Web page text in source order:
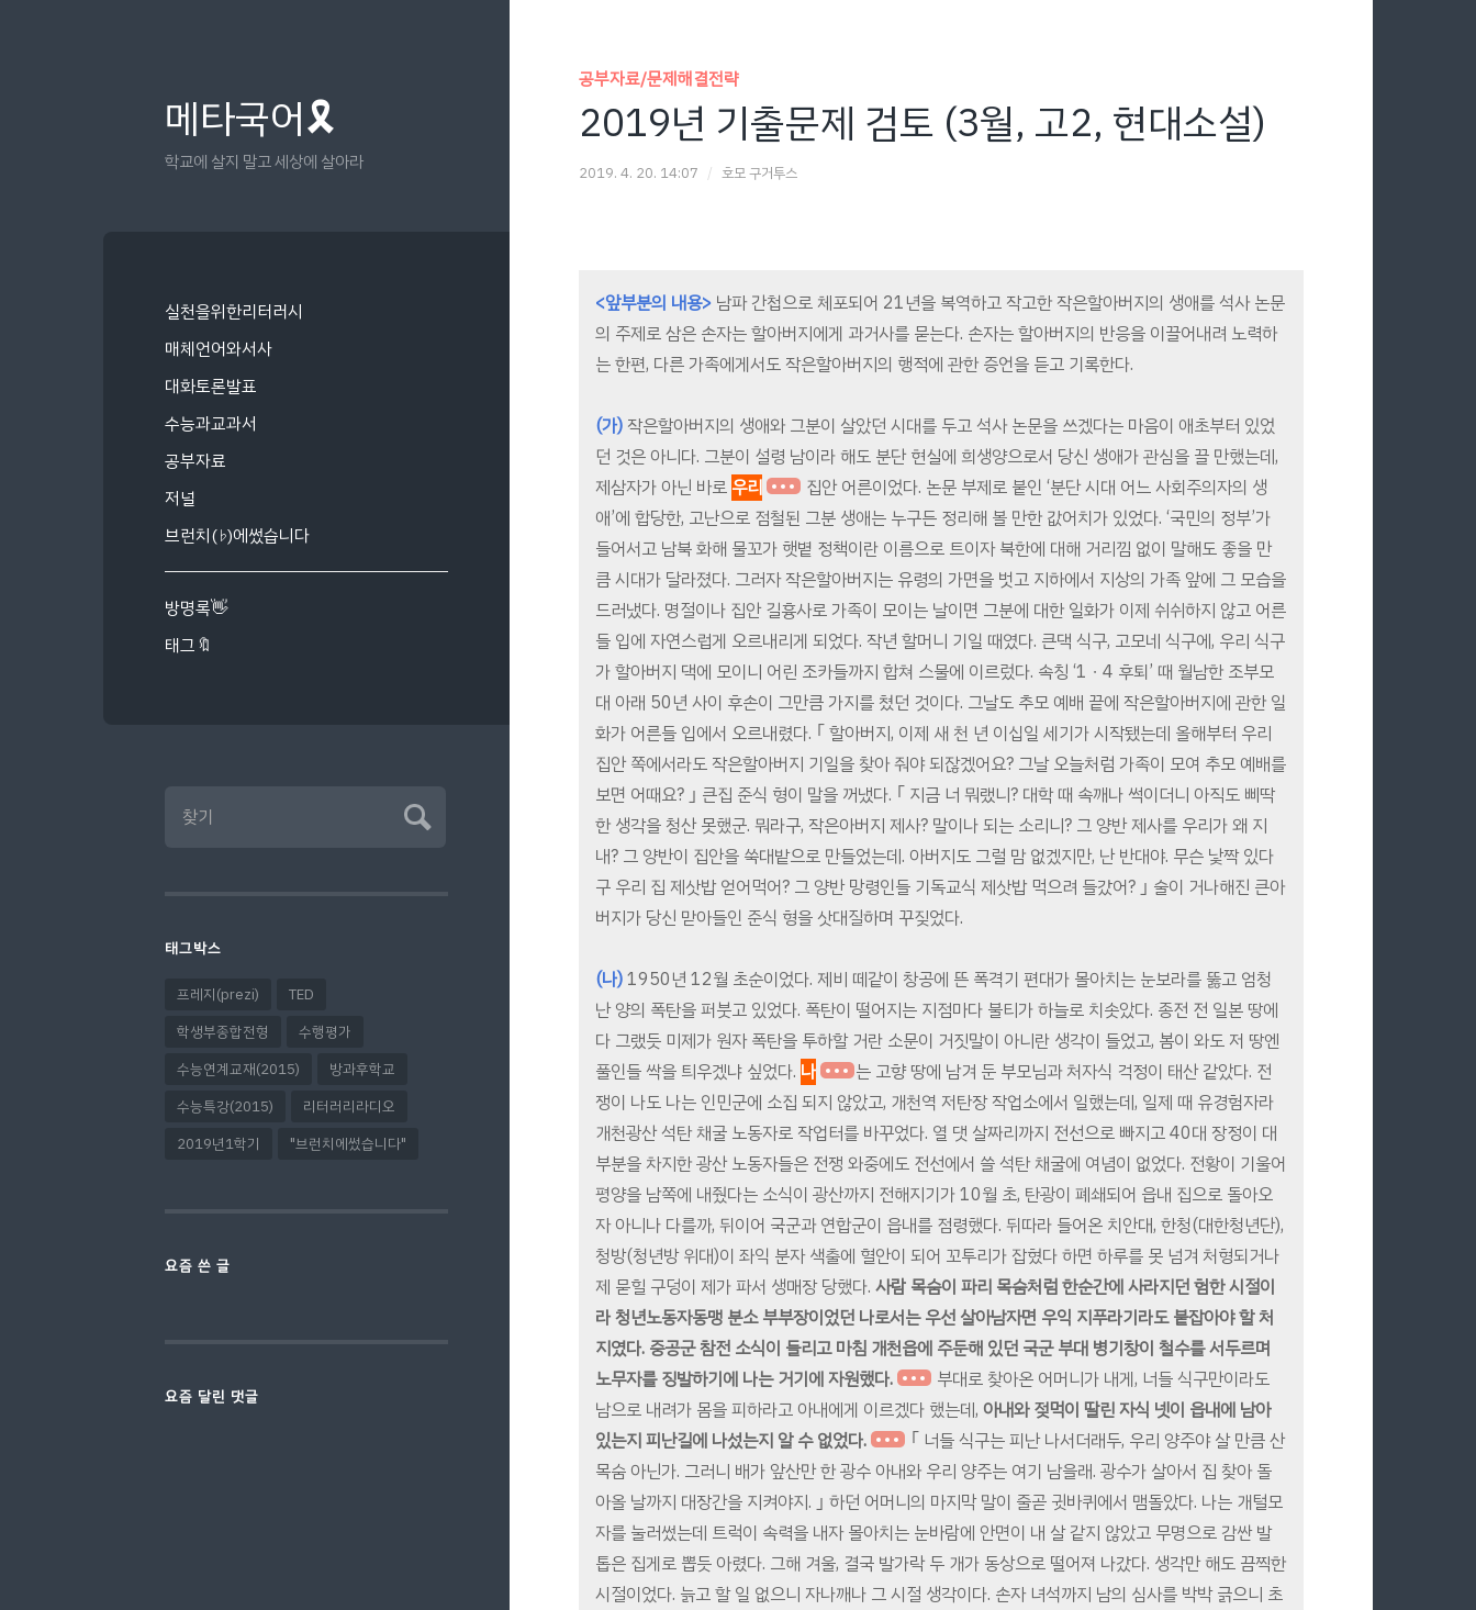
메타국어🎗
학교에 살지 말고 세상에 살아라
실천을위한리터러시
매체언어와서사
대화토론발표
수능과교과서
공부자료
저널
브런치(♭)에썼습니다
방명록👋
태그🔖
태그박스
프레지(prezi)
TED
학생부종합전형
수행평가
수능연계교재(2015)
방과후학교
수능특강(2015)
리터러리라디오
2019년1학기
"브런치에썼습니다"
요즘 쓴 글
요즘 달린 댓글
공부자료/문제해결전략
2019년 기출문제 검토 (3월, 고2, 현대소설)
2019. 4. 20. 14:07 / 호모 구거투스
<앞부분의 내용> 남파 간첩으로 체포되어 21년을 복역하고 작고한 작은할아버지의 생애를 석사 논문
의 주제로 삼은 손자는 할아버지에게 과거사를 묻는다. 손자는 할아버지의 반응을 이끌어내려 노력하
는 한편, 다른 가족에게서도 작은할아버지의 행적에 관한 증언을 듣고 기록한다.
(가) 작은할아버지의 생애와 그분이 살았던 시대를 두고 석사 논문을 쓰겠다는 마음이 애초부터 있었
던 것은 아니다. 그분이 설령 남이라 해도 분단 현실에 희생양으로서 당신 생애가 관심을 끌 만했는데,
제삼자가 아닌 바로 우리
집안 어른이었다. 논문 부제로 붙인 ‘분단 시대 어느 사회주의자의 생
애’에 합당한, 고난으로 점철된 그분 생애는 누구든 정리해 볼 만한 값어치가 있었다. ‘국민의 정부’가
들어서고 남북 화해 물꼬가 햇볕 정책이란 이름으로 트이자 북한에 대해 거리낌 없이 말해도 좋을 만
큼 시대가 달라졌다. 그러자 작은할아버지는 유령의 가면을 벗고 지하에서 지상의 가족 앞에 그 모습을
드러냈다. 명절이나 집안 길흉사로 가족이 모이는 날이면 그분에 대한 일화가 이제 쉬쉬하지 않고 어른
들 입에 자연스럽게 오르내리게 되었다. 작년 할머니 기일 때였다. 큰댁 식구, 고모네 식구에, 우리 식구
가 할아버지 댁에 모이니 어린 조카들까지 합쳐 스물에 이르렀다. 속칭 ‘1ㆍ4 후퇴’ 때 월남한 조부모
대 아래 50년 사이 후손이 그만큼 가지를 쳤던 것이다. 그날도 추모 예배 끝에 작은할아버지에 관한 일
화가 어른들 입에서 오르내렸다. ｢ 할아버지, 이제 새 천 년 이십일 세기가 시작됐는데 올해부터 우리
집안 쪽에서라도 작은할아버지 기일을 찾아 줘야 되잖겠어요? 그날 오늘처럼 가족이 모여 추모 예배를
보면 어때요? ｣ 큰집 준식 형이 말을 꺼냈다. ｢ 지금 너 뭐랬니? 대학 때 속깨나 썩이더니 아직도 삐딱
한 생각을 청산 못했군. 뭐라구, 작은아버지 제사? 말이나 되는 소리니? 그 양반 제사를 우리가 왜 지
내? 그 양반이 집안을 쑥대밭으로 만들었는데. 아버지도 그럴 맘 없겠지만, 난 반대야. 무슨 낯짝 있다
구 우리 집 제삿밥 얻어먹어? 그 양반 망령인들 기독교식 제삿밥 먹으려 들갔어? ｣ 술이 거나해진 큰아
버지가 당신 맏아들인 준식 형을 삿대질하며 꾸짖었다.
(나)1950년 12월 초순이었다. 제비 떼같이 창공에 뜬 폭격기 편대가 몰아치는 눈보라를 뚫고 엄청
난 양의 폭탄을 퍼붓고 있었다. 폭탄이 떨어지는 지점마다 불티가 하늘로 치솟았다. 종전 전 일본 땅에
다 그랬듯 미제가 원자 폭탄을 투하할 거란 소문이 거짓말이 아니란 생각이 들었고, 봄이 와도 저 땅엔
풀인들 싹을 틔우겠냐 싶었다. 나
는 고향 땅에 남겨 둔 부모님과 처자식 걱정이 태산 같았다. 전
쟁이 나도 나는 인민군에 소집 되지 않았고, 개천역 저탄장 작업소에서 일했는데, 일제 때 유경험자라
개천광산 석탄 채굴 노동자로 작업터를 바꾸었다. 열 댓 살짜리까지 전선으로 빠지고 40대 장정이 대
부분을 차지한 광산 노동자들은 전쟁 와중에도 전선에서 쓸 석탄 채굴에 여념이 없었다. 전황이 기울어
평양을 남쪽에 내줬다는 소식이 광산까지 전해지기가 10월 초, 탄광이 폐쇄되어 읍내 집으로 돌아오
자 아니나 다를까, 뒤이어 국군과 연합군이 읍내를 점령했다. 뒤따라 들어온 치안대, 한청(대한청년단),
청방(청년방 위대)이 좌익 분자 색출에 혈안이 되어 꼬투리가 잡혔다 하면 하루를 못 넘겨 처형되거나
제 묻힐 구덩이 제가 파서 생매장 당했다.사람 목숨이 파리 목숨처럼 한순간에 사라지던 험한 시절이
라 청년노동자동맹 분소 부부장이었던 나로서는 우선 살아남자면 우익 지푸라기라도 붙잡아야 할 처
지였다. 중공군 참전 소식이 들리고 마침 개천읍에 주둔해 있던 국군 부대 병기창이 철수를 서두르며
노무자를 징발하기에 나는 거기에 자원했다.
부대로 찾아온 어머니가 내게, 너들 식구만이라도
남으로 내려가 몸을 피하라고 아내에게 이르겠다 했는데, 아내와 젖먹이 딸린 자식 넷이 읍내에 남아
있는지 피난길에 나섰는지 알 수 없었다.
｢ 너들 식구는 피난 나서더래두, 우리 양주야 살 만큼 산
목숨 아닌가. 그러니 배가 앞산만 한 광수 아내와 우리 양주는 여기 남을래. 광수가 살아서 집 찾아 돌
아올 날까지 대장간을 지켜야지. ｣ 하던 어머니의 마지막 말이 줄곧 귓바퀴에서 맴돌았다. 나는 개털모
자를 눌러썼는데 트럭이 속력을 내자 몰아치는 눈바람에 안면이 내 살 같지 않았고 무명으로 감싼 발
톱은 집게로 뽑듯 아렸다. 그해 겨울, 결국 발가락 두 개가 동상으로 떨어져 나갔다. 생각만 해도 끔찍한
시절이었다. 늙고 할 일 없으니 자나깨나 그 시절 생각이다. 손자 녀석까지 남의 심사를 박박 긁으니 초